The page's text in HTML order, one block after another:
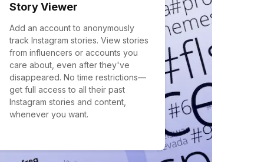
Story Viewer
Add an account to anonymously
track Instagram stories. View stories
from influencers or accounts you
care about, even after they've
disappeared. No time restrictions—
get full access to all their past
Instagram stories and content,
whenever you want.